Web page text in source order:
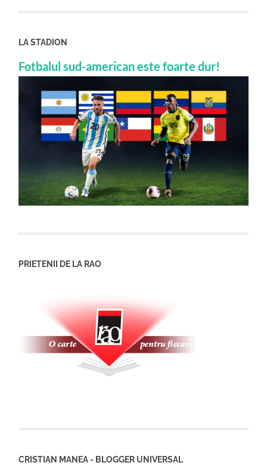
LA STADION
Fotbalul sud-american este foarte dur!
PRIETENII DE LA RAO
CRISTIAN MANEA - BLOGGER UNIVERSAL